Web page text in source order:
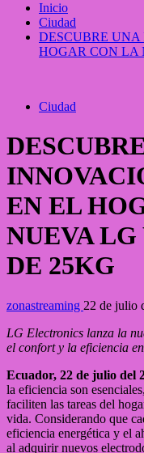
Inicio
Ciudad
DESCUBRE
HOGAR CON LA
Ciudad
EN EL
NUEVA
DE 25KG
zonastreaming 22 de julio
LG Electronics lanza la
el confort y la eficiencia
Ecuador, 22 de julio del
la eficiencia son
faciliten las tareas del
vida. Considerando que
eficiencia energética y el
al adquirir nuevos